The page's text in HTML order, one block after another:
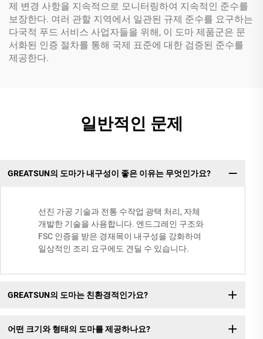
제 변경 사항을 지속적으로 모니터링하여 지속적인 준수를
보장한다. 여러 관할 지역에서 일관된 규제 준수를 요구하는
다국적 푸드 서비스 사업자들을 위해, 이 도마 제품군은 문
서화된 인증 절차를 통해 국제 표준에 대한 검증된 준수를
제공한다.
일반적인 문제
GREATSUN의 도마가 내구성이 좋은 이유는 무엇인가요?
선진 가공 기술과 전통 수작업 광택 처리, 자체
개발한 기술을 사용합니다. 엔드그레인 구조와
FSC 인증을 받은 경재목이 내구성을 강화하여
일상적인 조리 요구에도 견딜 수 있습니다.
GREATSUN의 도마는 친환경적인가요?
어떤 크기와 형태의 도마를 제공하나요?